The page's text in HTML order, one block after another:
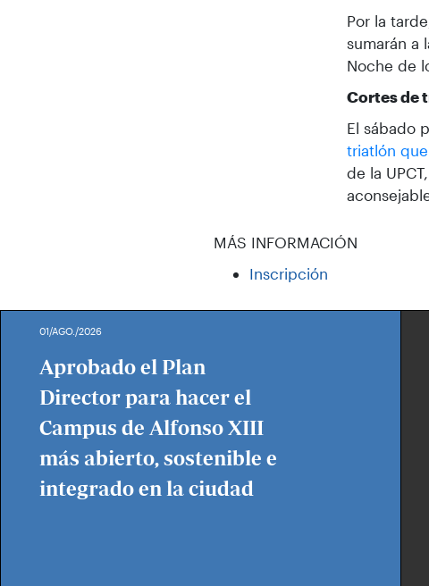
Por la
sumarán a
Noche de
Cortes de
El sábado
triatlón
de la
MÁS INFORMACIÓN
Inscripción
01/AGO./2026
Aprobado el Plan
Director para hacer el
Campus de Alfonso XIII
más abierto, sostenible e
integrado en la ciudad